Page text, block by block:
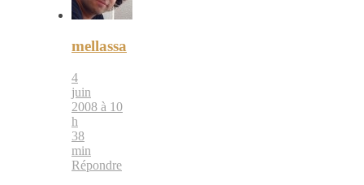
mellassa
4
juin
2008 à 10
h
38
min
Répondre